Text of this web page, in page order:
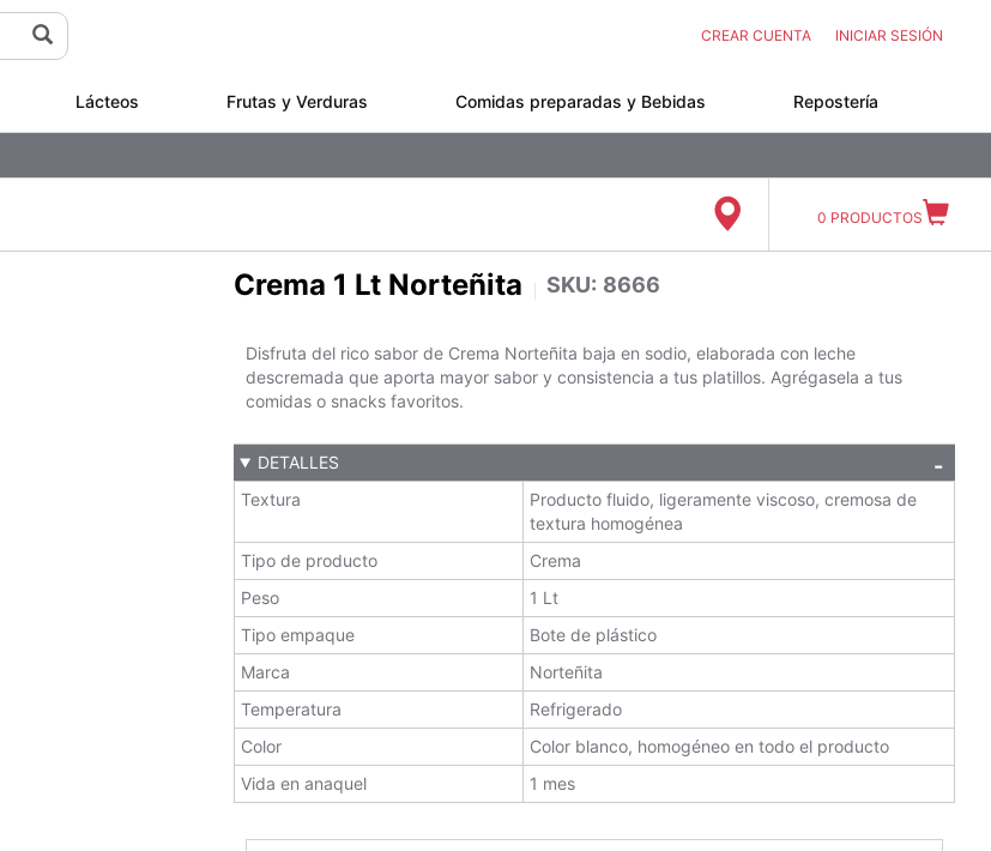
CREAR CUENTA INICIAR SESIÓN
Lácteos Frutas y Verduras Comidas preparadas y Bebidas Repostería
0 PRODUCTOS
Crema 1 Lt Norteñita SKU: 8666
Disfruta del rico sabor de Crema Norteñita baja en sodio, elaborada con leche
descremada que aporta mayor sabor y consistencia a tus platillos. Agrégasela a tus
comidas o snacks favoritos.
DETALLES
Textura
Producto fluido, ligeramente viscoso, cremosa de
textura homogénea
Tipo de producto
Crema
Peso
1 Lt
Tipo empaque
Bote de plástico
Marca
Norteñita
Temperatura
Refrigerado
Color
Color blanco, homogéneo en todo el producto
Vida en anaquel
1 mes